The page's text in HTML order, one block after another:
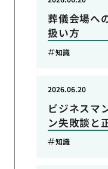
葬儀会場へ
扱い方
知識
ビジネスマ
ン失敗談と
2026.06.20
知識